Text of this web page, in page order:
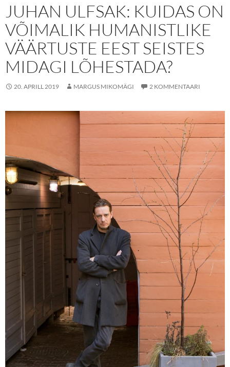
JUHAN ULFSAK: KUIDAS ON
VÕIMALIK HUMANISTLIKE
VÄÄRTUSTE EEST SEISTES
MIDAGI LÕHESTADA?
20. APRILL 2019 MARGUS MIKOMÄGI 2 KOMMENTAARI